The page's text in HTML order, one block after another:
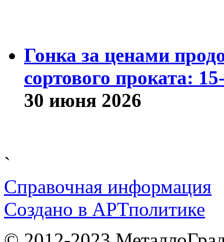
Гонка за ценами
сортового проката:
30 июня 2026
`
Справочная информация
Cоздано в АРТполитике